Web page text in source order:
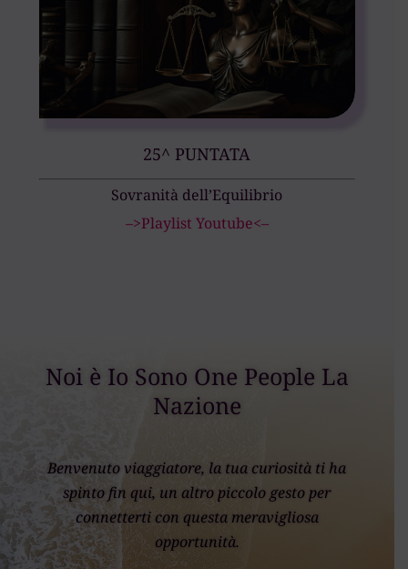
25^ PUNTATA
Sovranità dell’Equilibrio
–>Playlist Youtube<–
Noi è Io Sono One People La
Nazione
Benvenuto viaggiatore, la tua curiosità ti ha
spinto fin qui, un altro piccolo gesto per
connetterti con questa meravigliosa
opportunità.